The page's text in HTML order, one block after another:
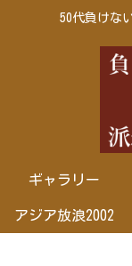
50代負けな
ギャラリー
アジア放浪2002